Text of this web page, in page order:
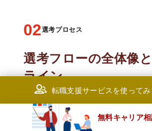
02選考プロセス
選考フローの全体像
ライン
PwCの選考は、法人・職種・部門に
すが、おおむね以下の流れで進みま
転職支援サービスを使ってみ
無料キャリア